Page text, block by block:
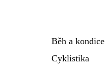
Běh a kondice
Cyklistika